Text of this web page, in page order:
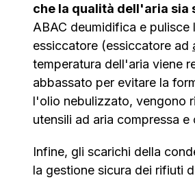
che la qualità dell'aria sia
ABAC deumidifica e
essiccatore (essiccatore ad
temperatura dell'aria viene
abbassato per evitare la
l'olio nebulizzato, vengono
utensili ad aria compressa
Infine, gli scarichi della
la gestione sicura dei rifiuti